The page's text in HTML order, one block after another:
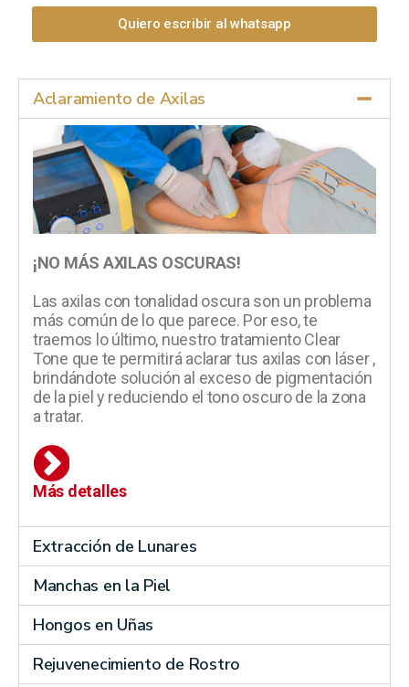
Aclaramiento de Axilas
¡NO MÁS AXILAS OSCURAS!
Las axilas con tonalidad oscura son un problema
más común de lo que parece. Por eso, te
traemos lo último, nuestro tratamiento Clear
Tone que te permitirá aclarar tus axilas con láser ,
brindándote solución al exceso de pigmentación
de la piel y reduciendo el tono oscuro de la zona
a tratar.
Más detalles
Extracción de Lunares
Manchas en la Piel
Hongos en Uñas
Rejuvenecimiento de Rostro
Quiero escribir al whatsapp